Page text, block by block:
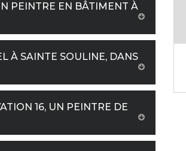
PEINTRE EN BÂTIMENT À
À SAINTE SOULINE, DANS
16, UN PEINTRE DE